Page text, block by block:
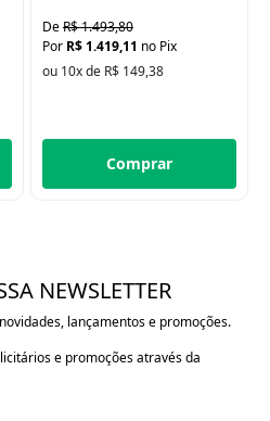
ISO 18001.
EM SUA EXTREMIDADE.
assim que o ciclo terminar.
pois a umidade pode danificar
R$ 1.493,80
R$ 1.419,11 no Pix
ou 10x de R$ 149,38
Comprar
NEWSLETTER
lançamentos e promoções.
e promoções através da